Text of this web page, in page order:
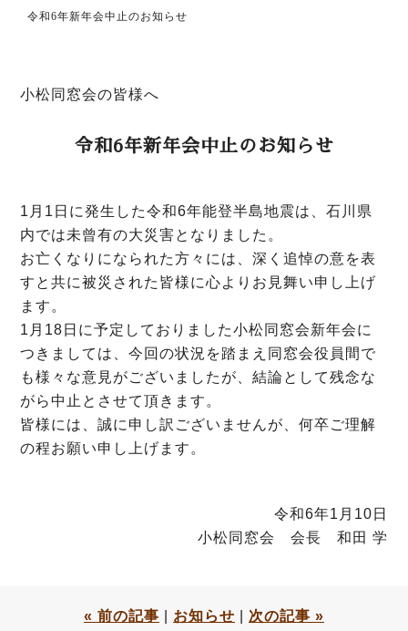
令和6年新年会中止のお知らせ
小松同窓会の皆様へ
令和6年新年会中止のお知らせ
1月1日に発生した令和6年能登半島地震は、石川県
内では未曾有の大災害となりました。
お亡くなりになられた方々には、深く追悼の意を表
すと共に被災された皆様に心よりお見舞い申し上げ
ます。
1月18日に予定しておりました小松同窓会新年会に
つきましては、今回の状況を踏まえ同窓会役員間で
も様々な意見がございましたが、結論として残念な
がら中止とさせて頂きます。
皆様には、誠に申し訳ございませんが、何卒ご理解
の程お願い申し上げます。
令和6年1月10日
小松同窓会 会長 和田 学
« 前の記事 お知らせ 次の記事 »